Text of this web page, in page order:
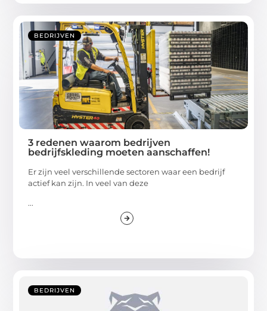
BEDRIJVEN
3 redenen waarom bedrijven
bedrijfskleding moeten aanschaffen!
Er zijn veel verschillende sectoren waar een bedrijf
actief kan zijn. In veel van deze
...
BEDRIJVEN